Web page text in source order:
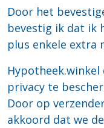
Door het
bevestig ik dat ik
plus enkele extra
privacy te
Door op
akkoord dat we